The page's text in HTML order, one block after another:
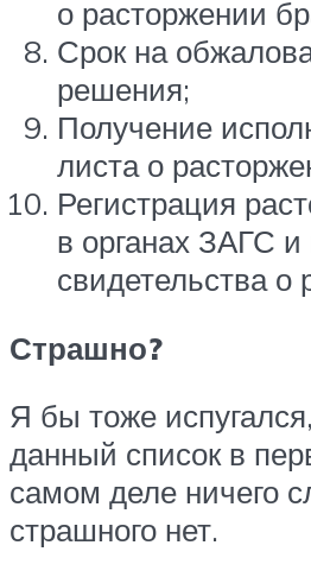
о расторжении
Срок на
решения;
Получение
листа о
Регистрация
в органах ЗАГС и
свидетельства о
Страшно?
Я бы тоже
данный список в
самом деле ничего
страшного нет.